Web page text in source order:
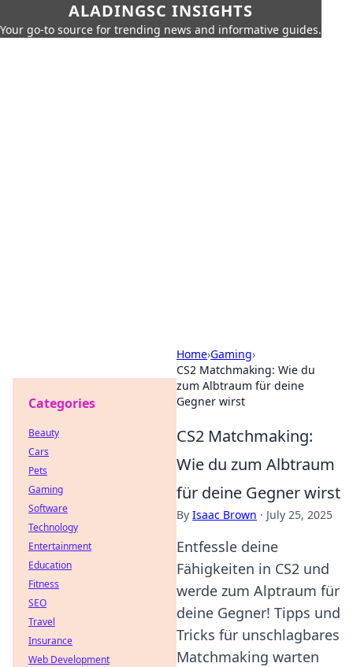
ALADINGSC INSIGHTS
Your go-to source for trending news and informative guides.
Home›Gaming›
CS2 Matchmaking: Wie du
zum Albtraum für deine
Gegner wirst
CS2 Matchmaking:
Wie du zum Albtraum
für deine Gegner wirst
By Isaac Brown · July 25, 2025
Entfessle deine
Fähigkeiten in CS2 und
werde zum Alptraum für
deine Gegner! Tipps und
Tricks für unschlagbares
Matchmaking warten
Categories
Beauty
Cars
Pets
Gaming
Software
Technology
Entertainment
Education
Fitness
SEO
Travel
Insurance
Web Development